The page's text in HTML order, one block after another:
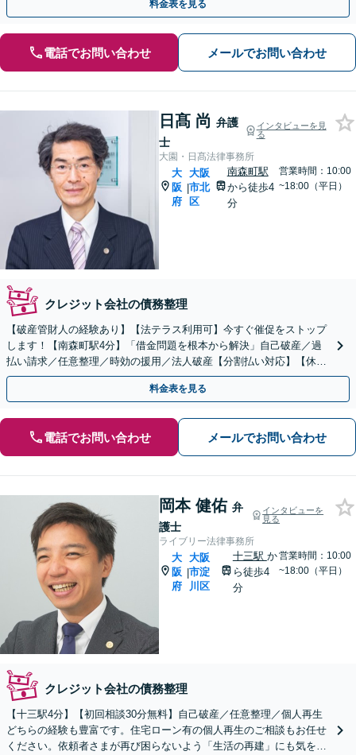
料金表を見る
電話でお問い合わせ メールでお問い合わせ
日髙 尚 弁護
士
インタビューを見
る
大園・日髙法律事務所
大
阪
府
|
大阪
市北
区
南森町駅
から徒歩4
分
営業時間：10:00
~18:00（平日）
クレジット会社の債務整理
【破産管財人の経験あり】【法テラス利用可】今すぐ催促をストップ
します！【南森町駅4分】「借金問題を根本から解決」自己破産／過
払い請求／任意整理／時効の援用／法人破産【分割払い対応】【休
日・夜間面談可】
料金表を見る
電話でお問い合わせ メールでお問い合わせ
岡本 健佑 弁
護士
インタビューを
見る
ライブリー法律事務所
大
阪
府
|
大阪
市淀
川区
十三駅 か
ら徒歩4
分
営業時間：10:00
~18:00（平日）
クレジット会社の債務整理
【十三駅4分】【初回相談30分無料】自己破産／任意整理／個人再生
どちらの経験も豊富です。住宅ローン有の個人再生のご相談もお任せ
ください。依頼者さまが再び困らないよう「生活の再建」にも気を配